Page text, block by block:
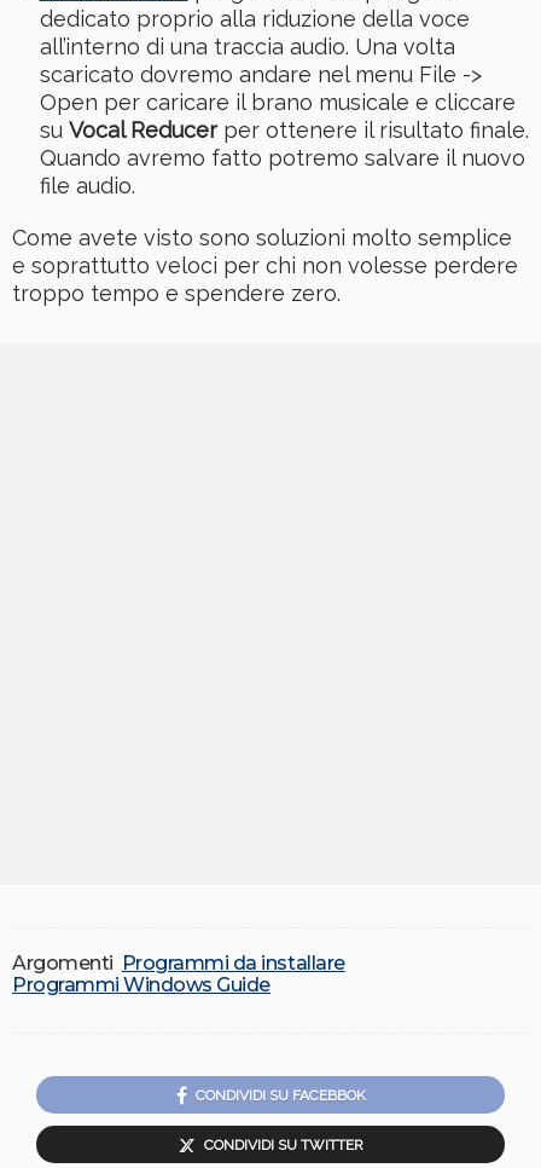
dedicato proprio alla riduzione della voce
all’interno di una traccia audio. Una volta
scaricato dovremo andare nel menu File ->
Open per caricare il brano musicale e cliccare
su Vocal Reducerper ottenere il risultato finale.
Quando avremo fatto potremo salvare il nuovo
file audio.
Come avete visto sono soluzioni molto semplice
e soprattutto veloci per chi non volesse perdere
troppo tempo e spendere zero.
Argomenti Programmi da installare
Programmi Windows Guide
CONDIVIDI SU FACEBBOK
CONDIVIDI SU TWITTER